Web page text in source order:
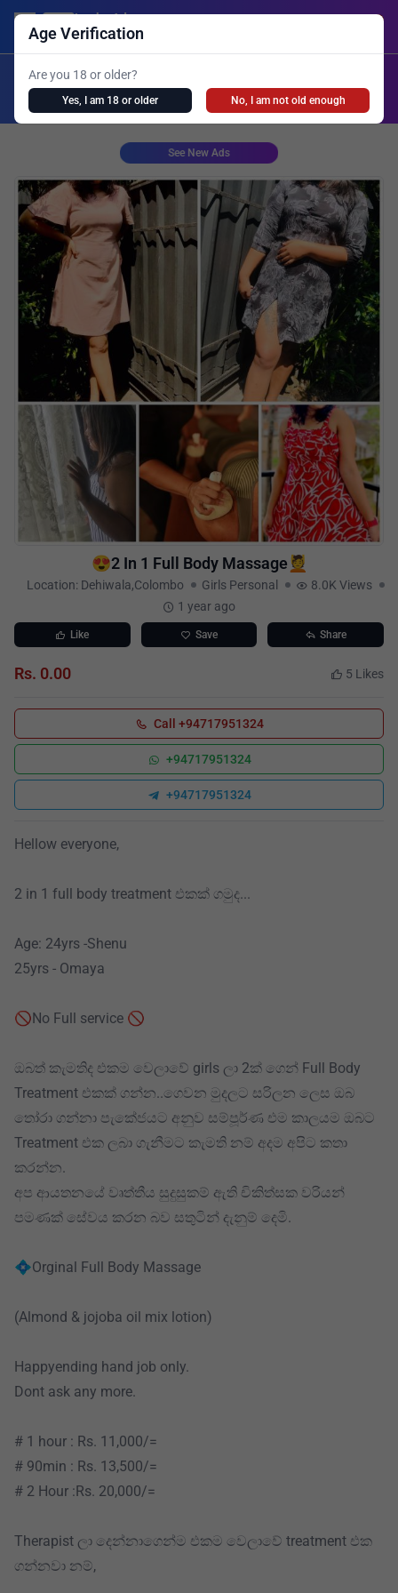
Lanka Ads
X
Girls Personal Live Cam Spa Shemale
See New Ads
😍2 In 1 Full Body Massage💆
Location: Dehiwala,Colombo Girls Personal
8.0K Views
1 year ago
Like Save Share
Rs. 0.00 5 Likes
Call +94717951324
+94717951324
+94717951324
Hellow everyone,
2 in 1 full body treatment එකක් ගමුද...
Age: 24yrs -Shenu
25yrs - Omaya
🚫No Full service 🚫
ඔබත් කැමතිද එකම වෙලාවේ girls ලා 2ක් ගෙන් Full Body
Treatment එකක් ගන්න..ගෙවන මුදලට සරිලන ලෙස ඔබ
තෝරා ගන්නා පැකේජයට අනුව සම්පූර්ණ එම කාලයම ඔබට
Treatment එක ලබා ගැනීමට කැමති නම් අදම අපිට කතා
කරන්න.
අප ආයතනයේ වෘත්තීය සුදුසුකම් ඇති චිකිත්සක වරියන්
පමණක් සේවය කරන බව සතුටින් දැනුම් දෙමි.
💠Orginal Full Body Massage
(Almond & jojoba oil mix lotion)
Happyending hand job only.
Dont ask any more.
# 1 hour : Rs. 11,000/=
# 90min : Rs. 13,500/=
# 2 Hour :Rs. 20,000/=
Therapist ලා දෙන්නාගෙන්ම එකම වෙලාවේ treatment එක
ගන්නවා නම්,
Age Verification
Are you 18 or older?
Yes, I am 18 or older No, I am not old enough